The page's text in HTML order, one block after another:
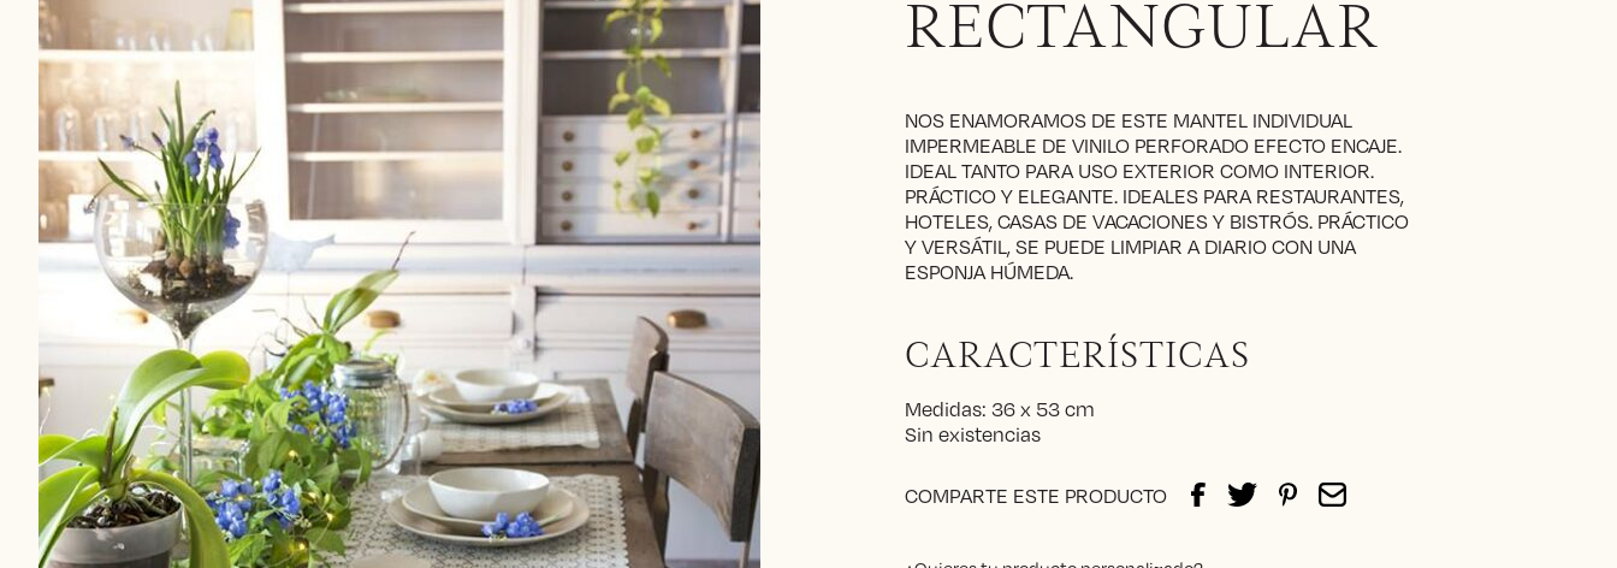
RECTANGULAR
NOS ENAMORAMOS DE ESTE MANTEL INDIVIDUAL
IMPERMEABLE DE VINILO PERFORADO EFECTO ENCAJE.
IDEAL TANTO PARA USO EXTERIOR COMO INTERIOR.
PRÁCTICO Y ELEGANTE. IDEALES PARA RESTAURANTES,
HOTELES, CASAS DE VACACIONES Y BISTRÓS. PRÁCTICO
Y VERSÁTIL, SE PUEDE LIMPIAR A DIARIO CON UNA
ESPONJA HÚMEDA.
CARACTERÍSTICAS
Medidas: 36 x 53 cm
Sin existencias
COMPARTE ESTE PRODUCTO